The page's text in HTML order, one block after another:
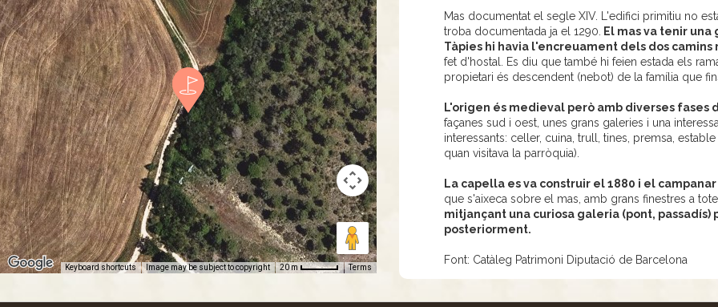
Keyboard shortcuts Image may be subject to copyright 20 m Terms
Mas documentat el segle XIV. L'edifici primitiu no
troba documentada ja el 1290.
El mas va tenir una
Tàpies hi havia l'encreuament dels dos
fet d'hostal. Es diu que també hi feien estada els
propietari és descendent (nebot) de la família que
L'origen és medieval però amb diverses fases
façanes sud i oest, unes grans galeries i una
interessants: celler, cuina, trull, tines, premsa,
quan visitava la parròquia).
La capella es va construir el 1880 i el campanar
que s'aixeca sobre el mas, amb grans finestres a
mitjançant una curiosa galeria (pont, passadís)
posteriorment.
Font: Catàleg Patrimoni Diputació de Barcelona